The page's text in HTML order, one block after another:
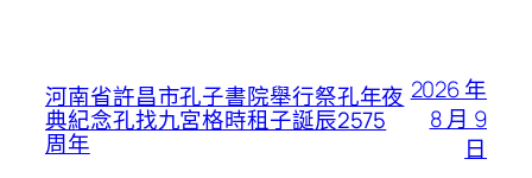
河南省許昌市孔子書院舉行祭孔年夜
典紀念孔找九宮格時租子誕辰2575
周年
2026 年
8 月 9
日